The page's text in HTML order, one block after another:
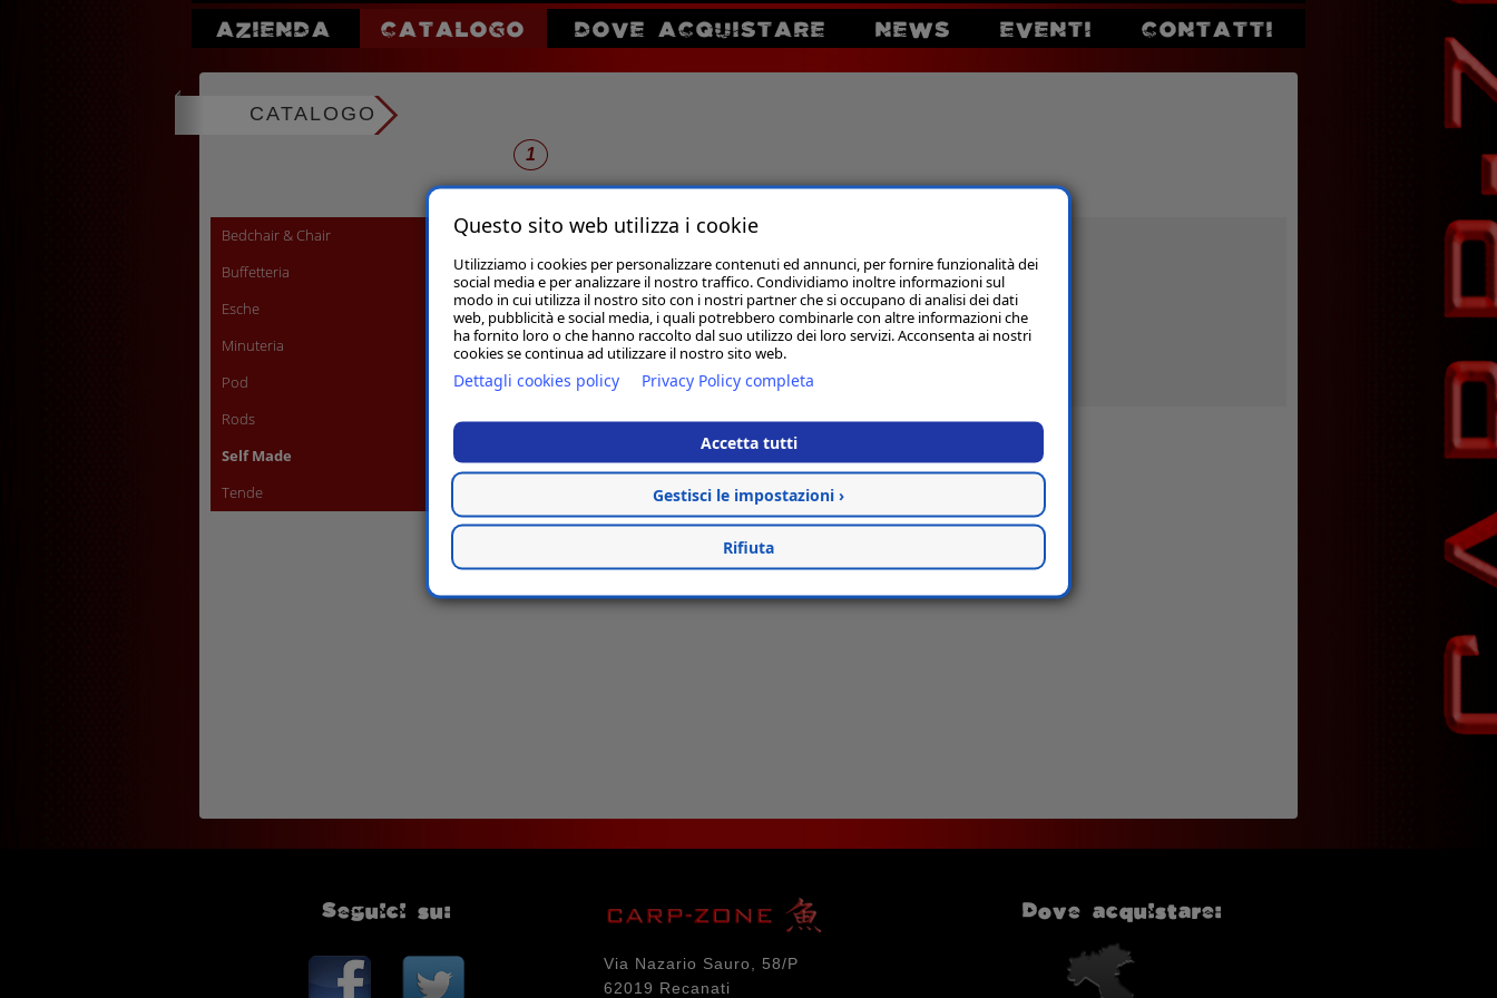
AZIENDA CATALOGO DOVE ACQUISTARE NEWS EVENTI CONTATTI
CATALOGO
Bedchair & Chair
Buffetteria
Esche
Minuteria
Pod
Rods
Self Made
Tende
1
Seguici su:
Via Nazario Sauro, 58/P
62019 Recanati
Dove acquistare:
Questo sito web utilizza i cookie
Utilizziamo i cookies per personalizzare contenuti ed annunci, per fornire funzionalità dei
social media e per analizzare il nostro traffico. Condividiamo inoltre informazioni sul
modo in cui utilizza il nostro sito con i nostri partner che si occupano di analisi dei dati
web, pubblicità e social media, i quali potrebbero combinarle con altre informazioni che
ha fornito loro o che hanno raccolto dal suo utilizzo dei loro servizi. Acconsenta ai nostri
cookies se continua ad utilizzare il nostro sito web.
Dettagli cookies policy Privacy Policy completa
Accetta tutti
Gestisci le impostazioni ›
Rifiuta